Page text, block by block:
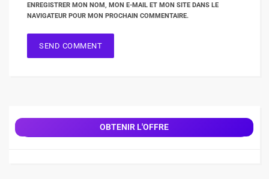
ENREGISTRER MON NOM, MON E-MAIL ET MON SITE DANS LE
NAVIGATEUR POUR MON PROCHAIN COMMENTAIRE.
OBTENIR L'OFFRE